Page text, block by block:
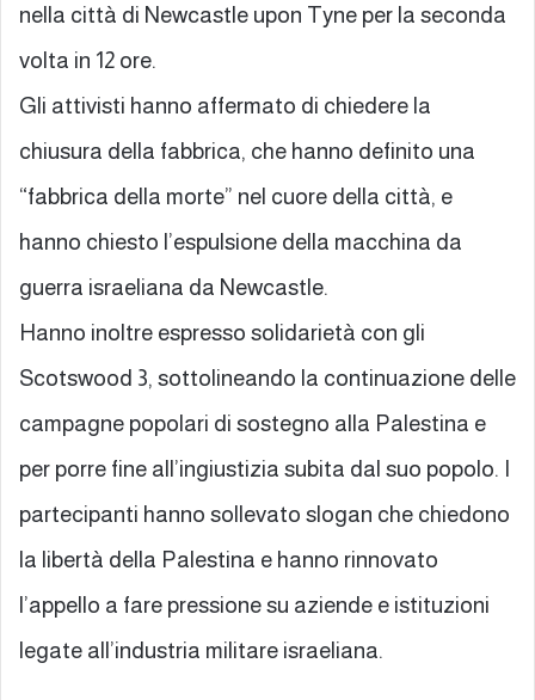
nella città di Newcastle upon Tyne per la seconda
volta in 12 ore.
Gli attivisti hanno affermato di chiedere la
chiusura della fabbrica, che hanno definito una
“fabbrica della morte” nel cuore della città, e
hanno chiesto l’espulsione della macchina da
guerra israeliana da Newcastle.
Hanno inoltre espresso solidarietà con gli
Scotswood 3, sottolineando la continuazione delle
campagne popolari di sostegno alla Palestina e
per porre fine all’ingiustizia subita dal suo popolo. I
partecipanti hanno sollevato slogan che chiedono
la libertà della Palestina e hanno rinnovato
l’appello a fare pressione su aziende e istituzioni
legate all’industria militare israeliana.